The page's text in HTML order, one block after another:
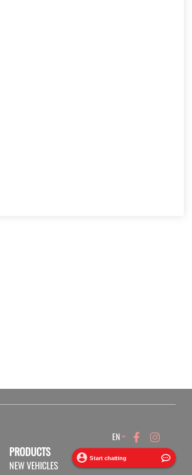
Language
EN
PRODUCTS
NEW VEHICLES